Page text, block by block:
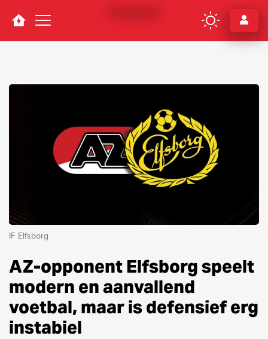
Navigation
IF Elfsborg
AZ-opponent Elfsborg speelt
modern en aanvallend
voetbal, maar is defensief erg
instabiel